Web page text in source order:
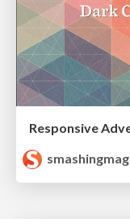
smashingmag